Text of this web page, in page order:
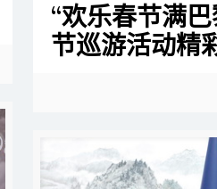
“欢乐春节满
节巡游活动精